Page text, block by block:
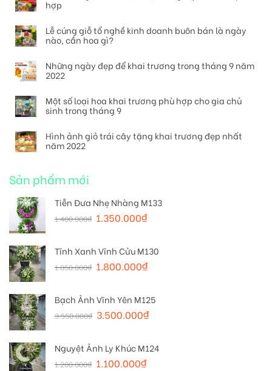
hợp
Lễ cúng giỗ tổ nghề kinh doanh buôn bán là ngày
nào, cần hoa gì?
Những ngày đẹp để khai trương trong tháng 9 năm
2022
Một số loại hoa khai trương phù hợp cho gia chủ
sinh trong tháng 9
Hình ảnh giỏ trái cây tặng khai trương đẹp nhất
năm 2022
Sản phẩm mới
Tiễn Đưa Nhẹ Nhàng M133
1.400.000₫ 1.350.000₫
Tĩnh Xanh Vĩnh Cửu M130
1.850.000₫ 1.800.000₫
Bạch Ảnh Vĩnh Yên M125
3.550.000₫ 3.500.000₫
Nguyệt Ảnh Ly Khúc M124
1.200.000₫ 1.100.000₫